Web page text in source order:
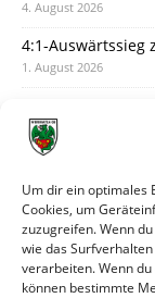
Um dir ein optimales
Cookies, um
zuzugreifen. Wenn
wie das
verarbeiten. Wenn
können bestimmte
4. August 2026
4:1-Auswärtssieg
1. August 2026
31. Juli 2026
30. Juli 2026
Deine
28. Juli 2026
Neuer